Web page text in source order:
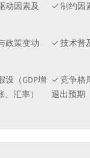
动因素及
✓ 制约因
政策变动
✓ 技术普
设（GDP增
汇率）
✓ 竞争格
退出预期